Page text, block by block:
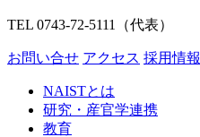
TEL 0743-72-5111（代表）
お問い合せ アクセス 採用情報
NAISTとは
研究・産官学連携
教育